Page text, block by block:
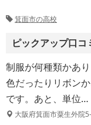
箕面市の高校
ピックアップ口コ
制服が何種類かあ
色だったりリボン
です。あと、単位…
大阪府箕面市粟生外院